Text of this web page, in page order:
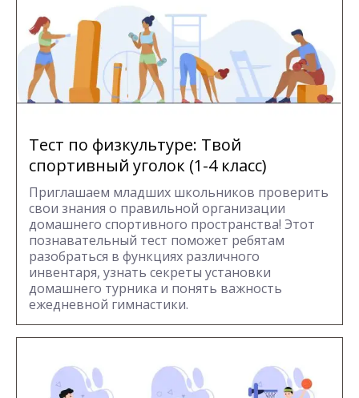
Тест по физкультуре: Твой
спортивный уголок (1-4 класс)
Приглашаем младших школьников проверить
свои знания о правильной организации
домашнего спортивного пространства! Этот
познавательный тест поможет ребятам
разобраться в функциях различного
инвентаря, узнать секреты установки
домашнего турника и понять важность
ежедневной гимнастики.